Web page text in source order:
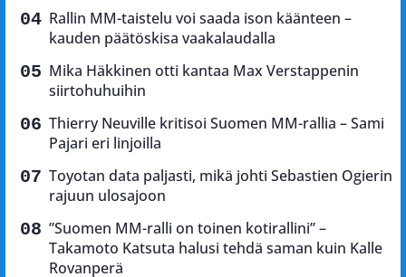
Rallin MM-taistelu voi saada ison käänteen –
kauden päätöskisa vaakalaudalla
Mika Häkkinen otti kantaa Max Verstappenin
siirtohuhuihin
Thierry Neuville kritisoi Suomen MM-rallia – Sami
Pajari eri linjoilla
Toyotan data paljasti, mikä johti Sebastien Ogierin
rajuun ulosajoon
”Suomen MM-ralli on toinen kotirallini” –
Takamoto Katsuta halusi tehdä saman kuin Kalle
Rovanperä